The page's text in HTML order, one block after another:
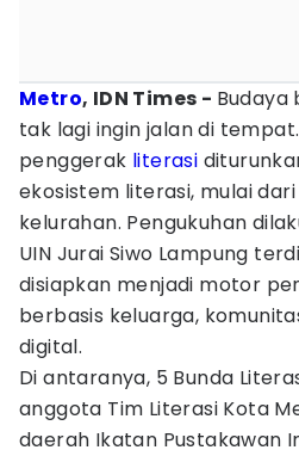
Metro, IDN Times - Budaya
tak lagi ingin jalan di
penggerak literasi
ekosistem literasi, mulai
kelurahan. Pengukuhan
UIN Jurai Siwo Lampung
disiapkan menjadi motor
berbasis keluarga,
digital.
Di antaranya, 5 Bunda
anggota Tim Literasi Kota
daerah Ikatan Pustakawan